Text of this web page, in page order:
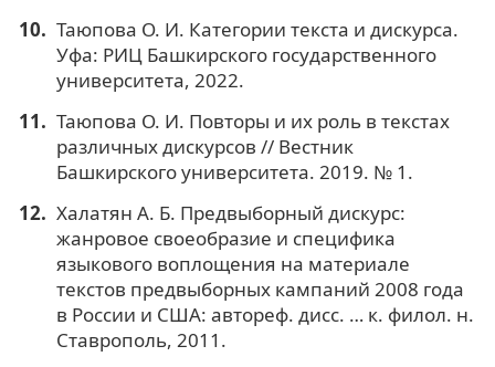
Таюпова О. И. Категории текста и дискурса.
Уфа: РИЦ Башкирского государственного
университета, 2022.
Таюпова О. И. Повторы и их роль в текстах
различных дискурсов // Вестник
Башкирского университета. 2019. № 1.
Халатян А. Б. Предвыборный дискурс:
жанровое своеобразие и специфика
языкового воплощения на материале
текстов предвыборных кампаний 2008 года
в России и США: автореф. дисс. … к. филол. н.
Ставрополь, 2011.